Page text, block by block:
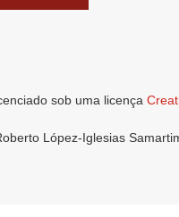
sob uma licença
López-Iglesias